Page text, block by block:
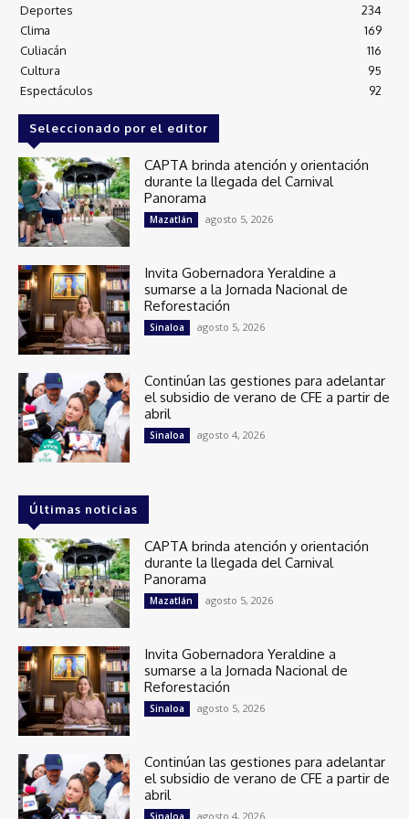
Deportes
234
Clima
169
Culiacán
116
Cultura
95
Espectáculos
92
Seleccionado por el editor
CAPTA brinda atención y orientación
durante la llegada del Carnival
Panorama
Mazatlán agosto 5, 2026
Invita Gobernadora Yeraldine a
sumarse a la Jornada Nacional de
Reforestación
Sinaloa agosto 5, 2026
Continúan las gestiones para adelantar
el subsidio de verano de CFE a partir de
abril
Sinaloa agosto 4, 2026
Últimas noticias
CAPTA brinda atención y orientación
durante la llegada del Carnival
Panorama
Mazatlán agosto 5, 2026
Invita Gobernadora Yeraldine a
sumarse a la Jornada Nacional de
Reforestación
Sinaloa agosto 5, 2026
Continúan las gestiones para adelantar
el subsidio de verano de CFE a partir de
abril
Sinaloa agosto 4, 2026